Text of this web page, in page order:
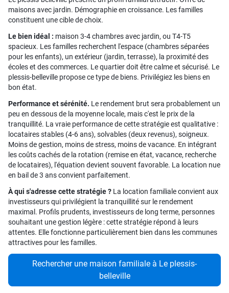
maisons avec jardin. Démographie en croissance. Les familles
constituent une cible de choix.
Le bien idéal : maison 3-4 chambres avec jardin, ou T4-T5
spacieux. Les familles recherchent l'espace (chambres séparées
pour les enfants), un extérieur (jardin, terrasse), la proximité des
écoles et des commerces. Le quartier doit être calme et sécurisé. Le
plessis-belleville propose ce type de biens. Privilégiez les biens en
bon état.
Performance et sérénité. Le rendement brut sera probablement un
peu en dessous de la moyenne locale, mais c'est le prix de la
tranquillité. La vraie performance de cette stratégie est qualitative :
locataires stables (4-6 ans), solvables (deux revenus), soigneux.
Moins de gestion, moins de stress, moins de vacance. En intégrant
les coûts cachés de la rotation (remise en état, vacance, recherche
de locataires), l'équation devient souvent favorable. La location nue
en bail de 3 ans convient parfaitement.
À qui s'adresse cette stratégie ? La location familiale convient aux
investisseurs qui privilégient la tranquillité sur le rendement
maximal. Profils prudents, investisseurs de long terme, personnes
souhaitant une gestion légère : cette stratégie répond à leurs
attentes. Elle fonctionne particulièrement bien dans les communes
attractives pour les familles.
Rechercher une maison familiale à Le plessis-
belleville